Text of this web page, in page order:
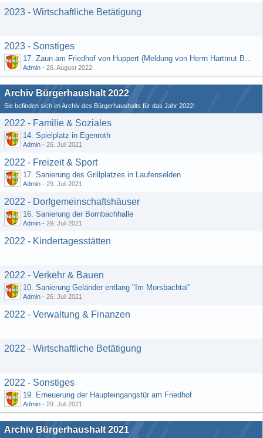
2023 - Wirtschaftliche Betätigung
2023 - Sonstiges
17. Zaun am Friedhof von Huppert (Meldung von Herrn Hartmut Bender)
Admin - 26. August 2022
Archiv Bürgerhaushalt 2022
Sie befinden sich im Archiv des Bürgerhaushalts für das Jahr 2022!
2022 - Familie & Soziales
14. Spielplatz in Egenroth
Admin - 26. Juli 2021
2022 - Freizeit & Sport
17. Sanierung des Grillplatzes in Laufenselden
Admin - 29. Juli 2021
2022 - Dorfgemeinschaftshäuser
16. Sanierung der Bornbachhalle
Admin - 29. Juli 2021
2022 - Kindertagesstätten
2022 - Verkehr & Bauen
10. Sanierung Geländer entlang "Im Morsbachtal"
Admin - 26. Juli 2021
2022 - Verwaltung & Finanzen
2022 - Wirtschaftliche Betätigung
2022 - Sonstiges
19. Erneuerung der Haupteingangstür am Friedhof
Admin - 29. Juli 2021
Archiv Bürgerhaushalt 2021